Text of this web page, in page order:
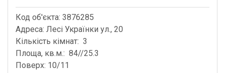
Код об'єкта: 3876285
Адреса: Лесі Українки ул., 20
Кількість кімнат: 3
Площа, кв.м.: 84//25.3
Поверх: 10/11